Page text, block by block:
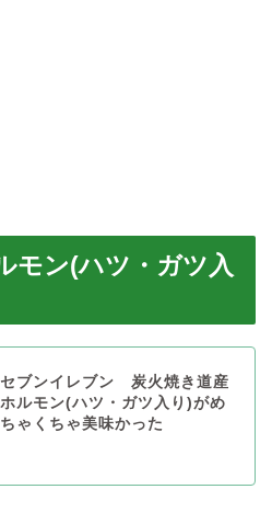
モン(ハツ・ガツ入
セブンイレブン 炭火焼き道産
ホルモン(ハツ・ガツ入り)がめ
ちゃくちゃ美味かった